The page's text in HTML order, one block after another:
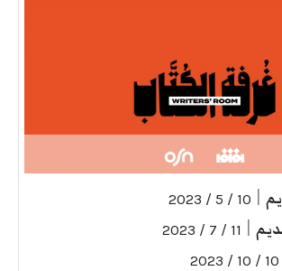
10 / 5 / 2023
11 / 7 / 2023
10 / 10 / 2023